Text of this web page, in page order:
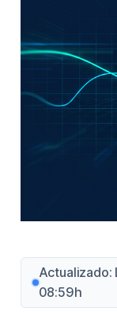
Actualizado:
08:59h